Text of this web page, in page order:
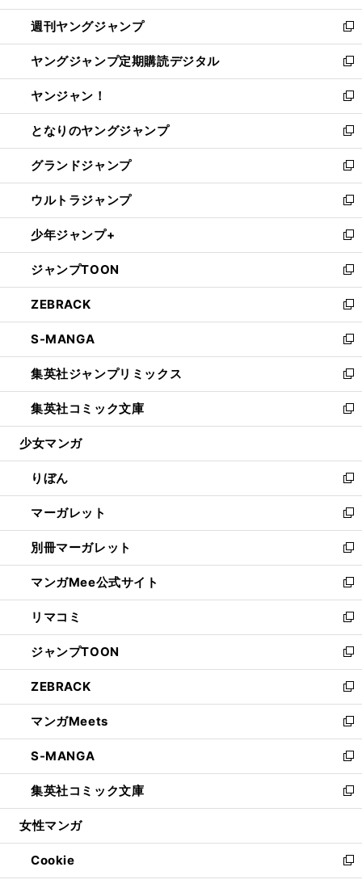
開
く
ウ
で
開
く
ン
ド
ウ
で
開
く
ウ
ィ
ン
ド
ウ
で
開
く
週刊ヤングジャンプ
新
し
い
ウ
ィ
ン
ド
ウ
で
開
く
ヤングジャンプ定期購読デジタル
新
し
い
ウ
ィ
ン
ド
ウ
で
開
く
ヤンジャン！
新
し
い
ウ
ィ
ン
ド
ウ
で
開
く
となりのヤングジャンプ
新
し
い
ウ
ィ
ン
ド
ウ
で
開
く
グランドジャンプ
新
し
い
ウ
ィ
ン
ド
ウ
で
開
く
ウルトラジャンプ
新
し
い
ウ
ィ
ン
ド
ウ
で
開
く
少年ジャンプ+
新
し
い
ウ
ィ
ン
ド
ウ
で
開
く
ジャンプTOON
新
し
い
ウ
ィ
ン
ド
ウ
で
開
ZEBRACK
新
し
い
ウ
ィ
ン
ド
ウ
開
く
S-MANGA
新
し
い
ウ
ィ
ン
ウ
で
開
く
集英社ジャンプリミックス
新
し
い
ウ
ン
ド
ウ
で
開
く
集英社コミック文庫
新
し
ウ
ィ
ン
ド
ウ
で
開
く
少女マンガ
りぼん
新
し
い
ウ
ィ
ン
ド
ウ
で
開
く
マーガレット
新
し
い
ウ
ィ
ン
ド
ウ
で
開
く
別冊マーガレット
新
し
い
ウ
ィ
ン
ド
ウ
で
開
く
マンガMee公式サイト
新
し
い
ウ
ィ
ン
ド
ウ
で
開
く
リマコミ
新
し
い
ウ
ィ
ン
ド
ウ
で
開
く
ジャンプTOON
新
し
い
ウ
ィ
ン
ド
ウ
で
開
ZEBRACK
新
し
い
ウ
ィ
ン
ド
ウ
開
く
マンガMeets
新
し
い
ウ
ィ
ン
ウ
で
開
S-MANGA
新
し
い
ウ
ン
ド
ウ
集英社コミック文庫
新
し
ウ
ィ
ン
女性マンガ
Cookie
新
し